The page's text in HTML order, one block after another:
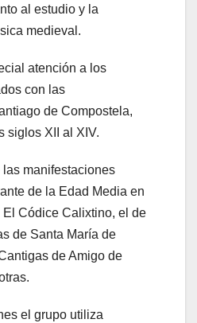
al estudio y la
medieval.
atención a los
con las
de Compostela,
siglos XII al XIV.
manifestaciones
de la Edad Media en
El Códice Calixtino, el de
de Santa María de
de Amigo de
el grupo utiliza